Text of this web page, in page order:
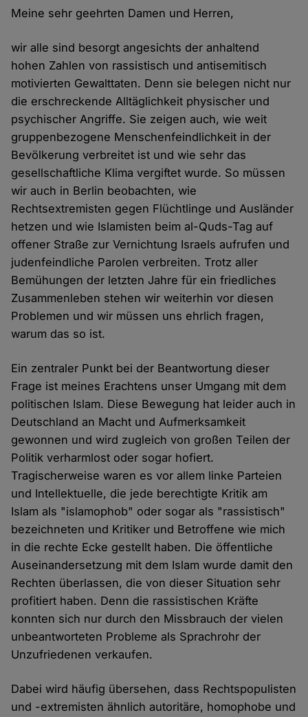
Meine sehr geehrten Damen und Herren,
wir alle sind besorgt angesichts der anhaltend
hohen Zahlen von rassistisch und antisemitisch
motivierten Gewalttaten. Denn sie belegen nicht nur
die erschreckende Alltäglichkeit physischer und
psychischer Angriffe. Sie zeigen auch, wie weit
gruppenbezogene Menschenfeindlichkeit in der
Bevölkerung verbreitet ist und wie sehr das
gesellschaftliche Klima vergiftet wurde. So müssen
wir auch in Berlin beobachten, wie
Rechtsextremisten gegen Flüchtlinge und Ausländer
hetzen und wie Islamisten beim al-Quds-Tag auf
offener Straße zur Vernichtung Israels aufrufen und
judenfeindliche Parolen verbreiten. Trotz aller
Bemühungen der letzten Jahre für ein friedliches
Zusammenleben stehen wir weiterhin vor diesen
Problemen und wir müssen uns ehrlich fragen,
warum das so ist.
Ein zentraler Punkt bei der Beantwortung dieser
Frage ist meines Erachtens unser Umgang mit dem
politischen Islam. Diese Bewegung hat leider auch in
Deutschland an Macht und Aufmerksamkeit
gewonnen und wird zugleich von großen Teilen der
Politik verharmlost oder sogar hofiert.
Tragischerweise waren es vor allem linke Parteien
und Intellektuelle, die jede berechtigte Kritik am
Islam als "islamophob" oder sogar als "rassistisch"
bezeichneten und Kritiker und Betroffene wie mich
in die rechte Ecke gestellt haben. Die öffentliche
Auseinandersetzung mit dem Islam wurde damit den
Rechten überlassen, die von dieser Situation sehr
profitiert haben. Denn die rassistischen Kräfte
konnten sich nur durch den Missbrauch der vielen
unbeantworteten Probleme als Sprachrohr der
Unzufriedenen verkaufen.
Dabei wird häufig übersehen, dass Rechtspopulisten
und -extremisten ähnlich autoritäre, homophobe und